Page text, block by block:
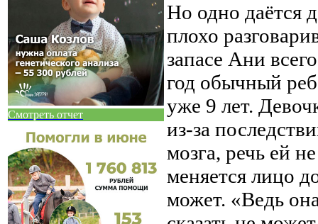
Смотреть отчет
Но одно даётся
плохо
запасе Ани
год обычный
уже 9 лет.
из-за
мозга, речь ей
меняется лицо
может. «Ведь